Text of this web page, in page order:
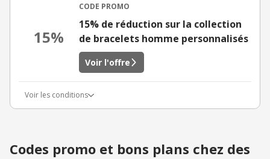
15%
CODE PROMO
15% de réduction sur la collection
de bracelets homme personnalisés
Voir l'offre
Voir les conditions
Codes promo et bons plans chez des